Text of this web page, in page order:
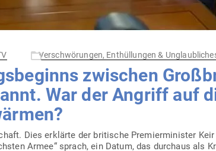
Verschwörungen, Enthüllungen &
zwi­schen
War der Angriff auf
Dies erklärte der bri­tische Pre­mier­mi­nister
Armee“ sprach, ein Datum, das durchaus als